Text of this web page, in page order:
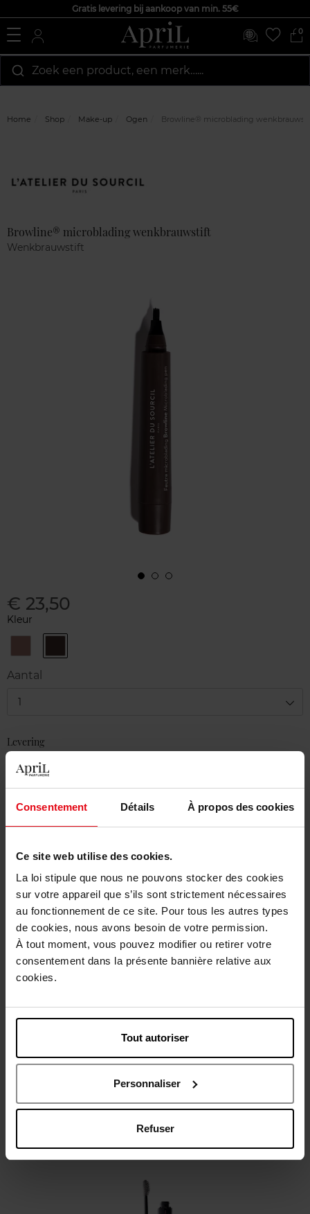
Consentement Détails À propos des cookies
Ce site web utilise des cookies.
La loi stipule que nous ne pouvons stocker des cookies
sur votre appareil que s’ils sont strictement nécessaires
au fonctionnement de ce site. Pour tous les autres types
de cookies, nous avons besoin de votre permission.
À tout moment, vous pouvez modifier ou retirer votre
consentement dans la présente bannière relative aux
cookies.
Tout autoriser
Personnaliser
Refuser
Gratis levering bij aankoop van min. 55€
0
Zoek een product, een merk…...
Home Shop Make-up Ogen Browline® microblading
Browline® microblading wenkbrauwstift
Wenkbrauwstift
€ 23,50
Kleur
clair foncé
Aantal
1
Levering
Voorradig
In winkelmandje
Gratis levering bij aankoop van min. 55€
Gratis retour in je winkelpunt
Gratis verpakking
Beschrijving
Gebruiksadvies
Karakteristieken